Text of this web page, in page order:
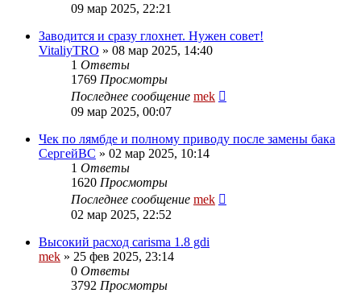
09 мар 2025, 22:21
Заводится и сразу глохнет. Нужен совет!
VitaliyTRO » 08 мар 2025, 14:40
1 Ответы
1769 Просмотры
Последнее сообщение mek
09 мар 2025, 00:07
Чек по лямбде и полному приводу после замены бака
СергейВС » 02 мар 2025, 10:14
1 Ответы
1620 Просмотры
Последнее сообщение mek
02 мар 2025, 22:52
Высокий расход carisma 1.8 gdi
mek » 25 фев 2025, 23:14
0 Ответы
3792 Просмотры